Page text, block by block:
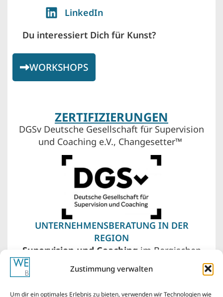
Zustimmung verwalten
Um dir ein optimales Erlebnis zu bieten, verwenden wir Technologien wie
LinkedIn
Du interessiert Dich für Kunst?
WORKSHOPS
ZERTIFIZIERUNGEN
DGSv Deutsche Gesellschaft für Supervision
und Coaching e.V., Changesetter™
UNTERNEHMENSBERATUNG IN DER
REGION
Supervision und Coaching im Bergischen
Land – Wuppertal, Remscheid, Solingen. Vor
meiner Haustür liegen auch Düsseldorf,